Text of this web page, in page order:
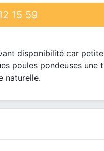
15 59
disponibilité car petite
poules pondeuses une
naturelle.